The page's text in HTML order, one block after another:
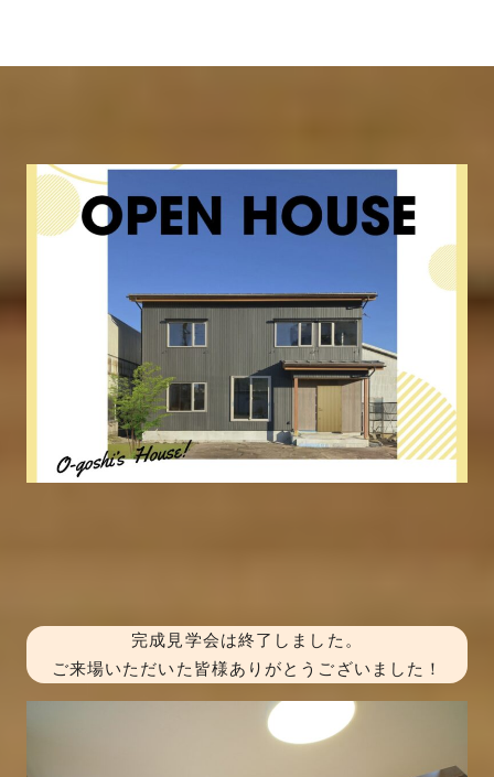
完成見学会は終了しました。
ご来場いただいた皆様ありがとうございました！